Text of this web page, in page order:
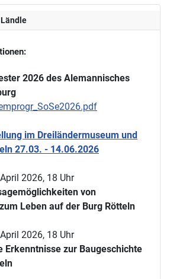
2026 des Alemannisches
im Dreiländermuseum und
27.03. - 14.06.2026
2026, 18 Uhr
von
Leben auf der Burg Rötteln
2026, 18 Uhr
Erkenntnisse zur Baugeschichte